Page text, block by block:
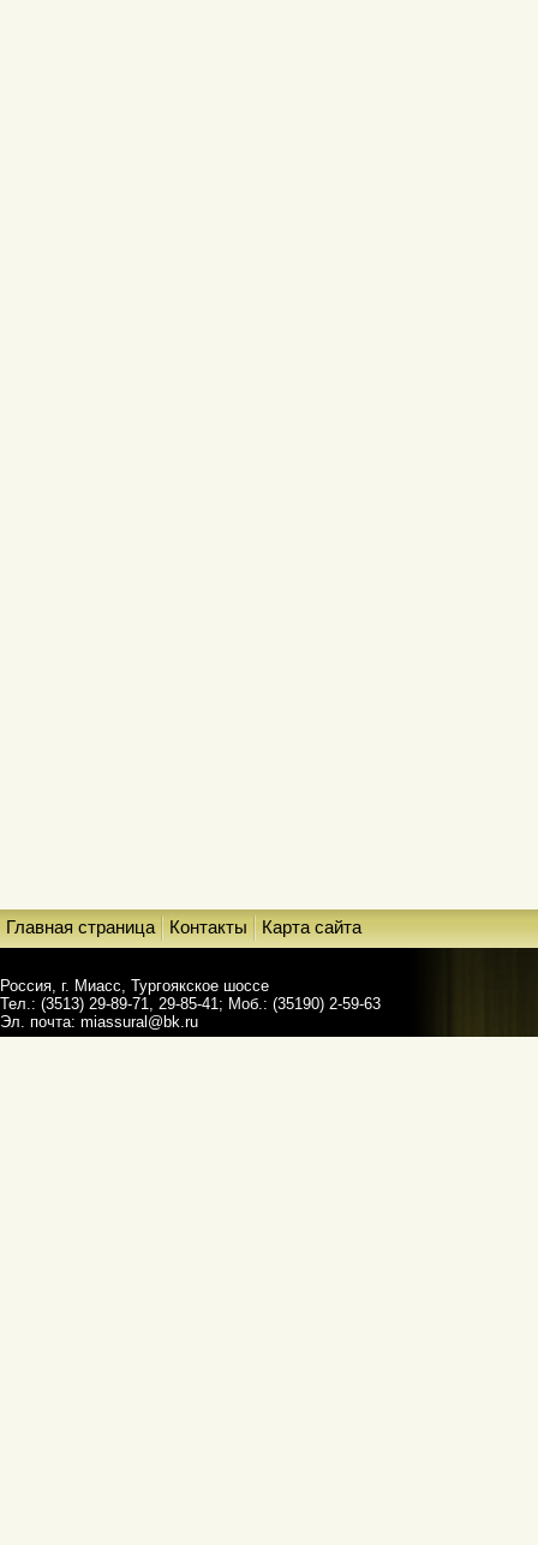
Главная страница Контакты Карта сайта
Россия, г. Миасс, Тургоякское шоссе
Тел.: (3513) 29-89-71, 29-85-41; Моб.: (35190) 2-59-63
Эл. почта: miassural@bk.ru